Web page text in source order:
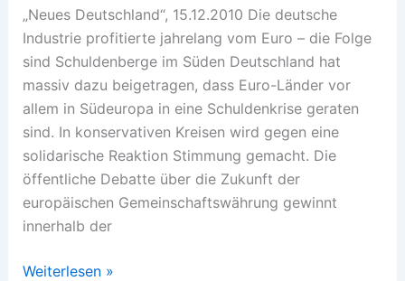
„Neues Deutschland“, 15.12.2010 Die deutsche
Industrie profitierte jahrelang vom Euro – die Folge
sind Schuldenberge im Süden Deutschland hat
massiv dazu beigetragen, dass Euro-Länder vor
allem in Südeuropa in eine Schuldenkrise geraten
sind. In konservativen Kreisen wird gegen eine
solidarische Reaktion Stimmung gemacht. Die
öffentliche Debatte über die Zukunft der
europäischen Gemeinschaftswährung gewinnt
innerhalb der
Exportstrategie
Weiterlesen »